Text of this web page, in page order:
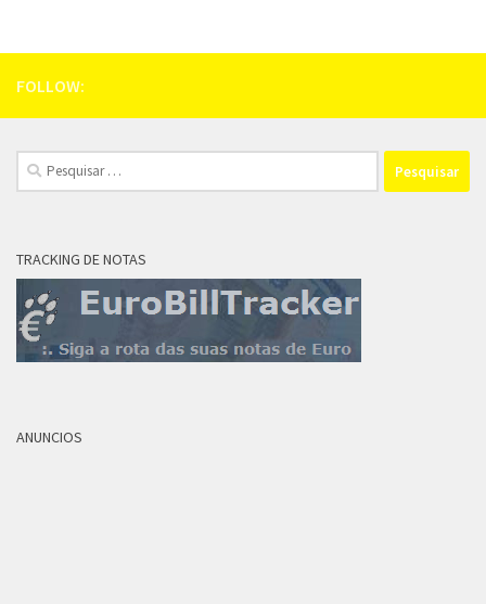
FOLLOW:
Pesquisar
por:
TRACKING DE NOTAS
ANUNCIOS